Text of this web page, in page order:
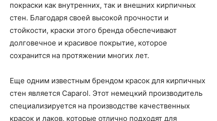
покраски как внутренних, так и внешних кирпичных
стен. Благодаря своей высокой прочности и
стойкости, краски этого бренда обеспечивают
долговечное и красивое покрытие, которое
сохранится на протяжении многих лет.
Еще одним известным брендом красок для кирпичных
стен является Caparol. Этот немецкий производитель
специализируется на производстве качественных
красок и лаков, которые отлично подходят для